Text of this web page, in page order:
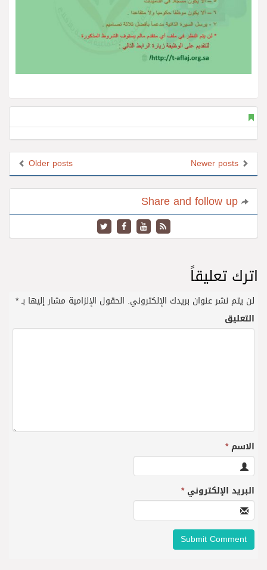
Older posts
اترك تعليقاً
لن يتم نشر عنوان بريدك الإلكتروني. الحقول الإلزامية مشار إليها بـ*
التعليق
الاسم*
البريد الإلكتروني*